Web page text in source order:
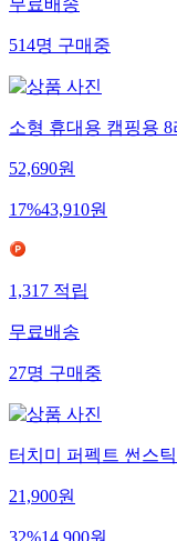
무료배송
514명구매중
소형 휴대용 캠핑용
52,690원
17%43,910원
1,317적립
무료배송
27명구매중
터치미 퍼펙트 썬스
21,900원